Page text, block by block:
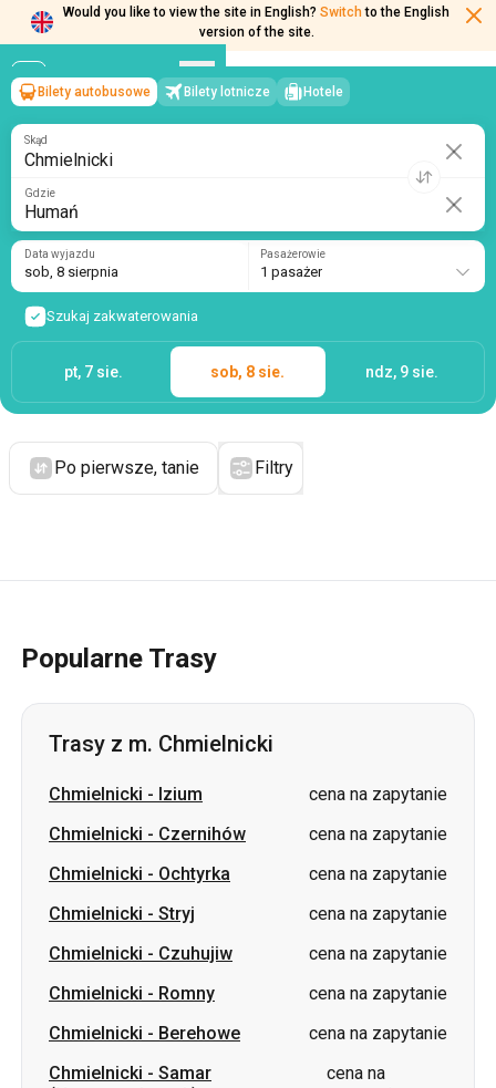
Would you like to view the site in English? Switch to the English
version of the site.
Chmielnicki→Humań
sob, 8 sierpnia/1 pasażer
Bilety autobusowe Bilety lotnicze Hotele
Skąd
Gdzie
Data wyjazdu
sob, 8 sierpnia
Pasażerowie
1 pasażer
Szukaj zakwaterowania
pt, 7 sie. sob, 8 sie. ndz, 9 sie.
Po pierwsze, tanie Filtry
Popularne Trasy
Trasy z m. Chmielnicki
Chmielnicki - Izium
cena na zapytanie
Chmielnicki - Czernihów
cena na zapytanie
Chmielnicki - Ochtyrka
cena na zapytanie
Chmielnicki - Stryj
cena na zapytanie
Chmielnicki - Czuhujiw
cena na zapytanie
Chmielnicki - Romny
cena na zapytanie
Chmielnicki - Berehowe
cena na zapytanie
Chmielnicki - Samar
cena na